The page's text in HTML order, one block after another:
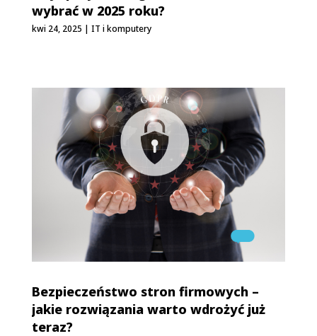
wybrać w 2025 roku?
kwi 24, 2025 | IT i komputery
Bezpieczeństwo stron firmowych –
jakie rozwiązania warto wdrożyć już
teraz?